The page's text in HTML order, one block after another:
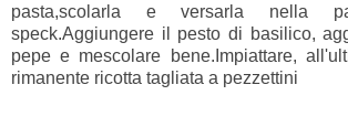
pasta,scolarla e versarla nella
speck.Aggiungere il pesto di basilico,
pepe e mescolare bene.Impiattare,
rimanente ricotta tagliata a pezzettini